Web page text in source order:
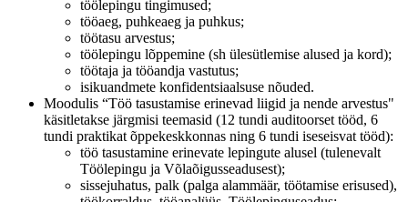
töölepingu tingimused;
tööaeg, puhkeaeg ja puhkus;
töötasu arvestus;
töölepingu lõppemine (sh ülesütlemise alused ja kord);
töötaja ja tööandja vastutus;
isikuandmete konfidentsiaalsuse nõuded.
Moodulis “Töö tasustamise erinevad liigid ja nende arvestus"
käsitletakse järgmisi teemasid (12 tundi auditoorset tööd, 6
tundi praktikat õppekeskkonnas ning 6 tundi iseseisvat tööd):
töö tasustamine erinevate lepingute alusel (tulenevalt
Töölepingu ja Võlaõigusseadusest);
sissejuhatus, palk (palga alammäär, töötamise erisused),